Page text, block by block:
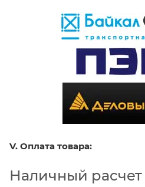
V. Оплата товара:
Наличный расчет